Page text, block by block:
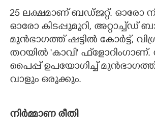
25 ലക്ഷമാണ് ബഡ്ജറ്റ്. ഓരോ
ഓരോ കിടപ്പുമുറി, അറ്റാച്ച്ഡ്
മുൻഭാഗത്ത് ഷട്ടിൽ കോർട്ട്,
തറയിൽ 'കാവി' ഫ്‌ളോറിംഗാണ്.
പൈപ്പ് ഉപയോഗിച്ച്
വാളും ഒരുക്കും.
നിർമ്മാണ രീതി